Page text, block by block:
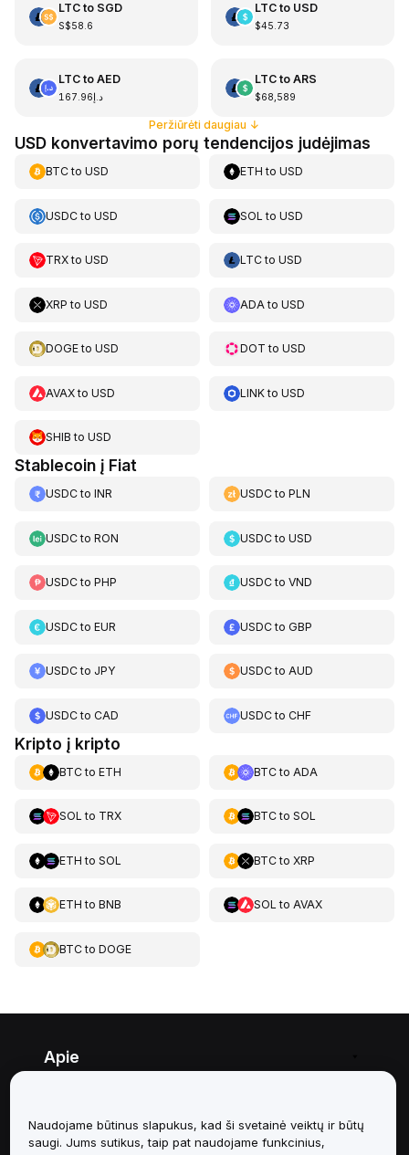
LTCto SGD
S$58.6
LTCto USD
$45.73
LTCto AED
د.إ167.96
LTCto ARS
$68,589
Peržiūrėti daugiau ↓
USD konvertavimo porų tendencijos judėjimas
BTCto USD ETH toUSD
USDCto USD SOL toUSD
TRXto USD LTCtoUSD
XRP to USD ADA toUSD
DOGEto USD DOT toUSD
AVAXto USD LINKtoUSD
SHIB to USD
Stablecoin į Fiat
USDCto INR USDCtoPLN
USDCto RON USDCtoUSD
USDCto PHP USDCtoVND
USDCto EUR USDCtoGBP
USDCto JPY USDCtoAUD
USDCto CAD USDCtoCHF
Kripto į kripto
BTCto ETH BTCto ADA
SOL to TRX BTCto SOL
ETH to SOL BTCto XRP
ETH to BNB SOL to AVAX
BTCto DOGE
Apie
Pagalba
Naudojame būtinus slapukus, kad ši svetainė veiktų ir būtų
saugi. Jums sutikus, taip pat naudojame funkcinius,